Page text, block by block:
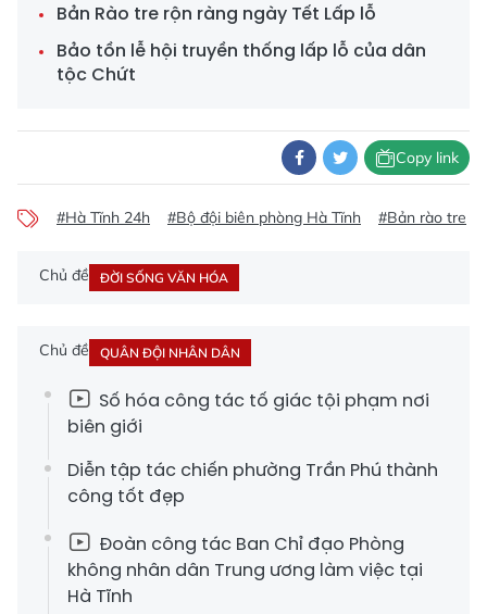
Bản Rào tre rộn ràng ngày Tết Lấp lỗ
Bảo tồn lễ hội truyền thống lấp lỗ của dân
tộc Chứt
Copy link
#Hà Tĩnh 24h #Bộ đội biên phòng Hà Tĩnh #Bản rào tre
Chủ đề ĐỜI SỐNG VĂN HÓA
Chủ đề QUÂN ĐỘI NHÂN DÂN
Số hóa công tác tố giác tội phạm nơi
biên giới
Diễn tập tác chiến phường Trần Phú thành
công tốt đẹp
Đoàn công tác Ban Chỉ đạo Phòng
không nhân dân Trung ương làm việc tại
Hà Tĩnh